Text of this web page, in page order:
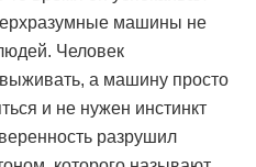
машины не
Человек
а машину просто
и не нужен инстинкт
разрушил